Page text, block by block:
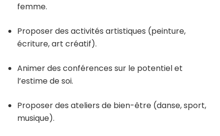
femme.
Proposer des activités artistiques (peinture,
écriture, art créatif).
Animer des conférences sur le potentiel et
l’estime de soi.
Proposer des ateliers de bien-être (danse, sport,
musique).